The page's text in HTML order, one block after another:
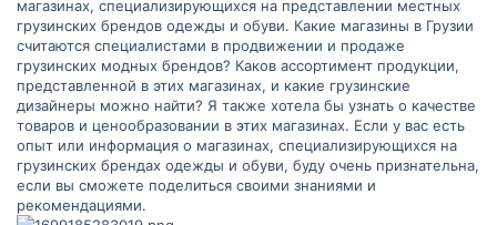
магазинах, специализирующихся на представлении местных
грузинских брендов одежды и обуви. Какие магазины в Грузии
считаются специалистами в продвижении и продаже
грузинских модных брендов? Каков ассортимент продукции,
представленной в этих магазинах, и какие грузинские
дизайнеры можно найти? Я также хотела бы узнать о качестве
товаров и ценообразовании в этих магазинах. Если у вас есть
опыт или информация о магазинах, специализирующихся на
грузинских брендах одежды и обуви, буду очень признательна,
если вы сможете поделиться своими знаниями и
рекомендациями.